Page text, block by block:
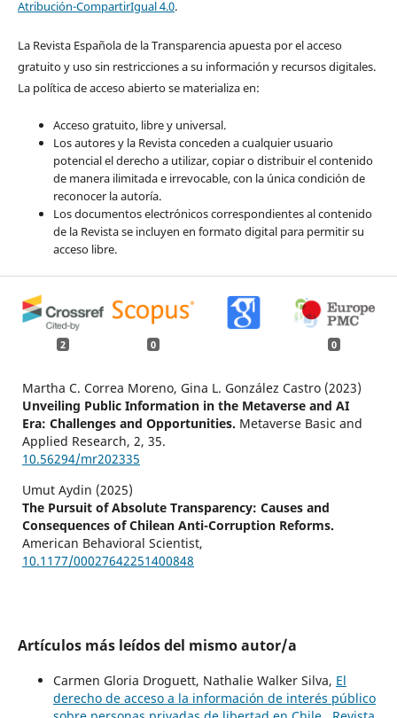
Atribución-CompartirIgual 4.0.
La Revista Española de la Transparencia apuesta por el acceso
gratuito y uso sin restricciones a su información y recursos digitales.
La política de acceso abierto se materializa en:
Acceso gratuito, libre y universal.
Los autores y la Revista conceden a cualquier usuario
potencial el derecho a utilizar, copiar o distribuir el contenido
de manera ilimitada e irrevocable, con la única condición de
reconocer la autoría.
Los documentos electrónicos correspondientes al contenido
de la Revista se incluyen en formato digital para permitir su
acceso libre.
2 0 0
Martha C. Correa Moreno, Gina L. González Castro (2023)
Unveiling Public Information in the Metaverse and AI
Era: Challenges and Opportunities. Metaverse Basic and
Applied Research, 2, 35.
10.56294/mr202335
Umut Aydin (2025)
The Pursuit of Absolute Transparency: Causes and
Consequences of Chilean Anti-Corruption Reforms.
American Behavioral Scientist,
10.1177/00027642251400848
Artículos más leídos del mismo autor/a
Carmen Gloria Droguett, Nathalie Walker Silva, El
derecho de acceso a la información de interés público